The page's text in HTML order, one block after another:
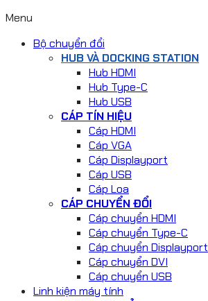
Menu
Bộ chuyển đổi
HUB VÀ DOCKING STATION
Hub HDMI
Hub Type-C
Hub USB
CÁP TÍN HIỆU
Cáp HDMI
Cáp VGA
Cáp Displayport
Cáp USB
Cáp Loa
CÁP CHUYỂN ĐỔI
Cáp chuyển HDMI
Cáp chuyển Type-C
Cáp chuyển Displayport
Cáp chuyển DVI
Cáp chuyển USB
Linh kiện máy tính